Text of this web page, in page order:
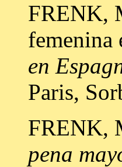
FRENK,
femenina
en
Paris,
FRENK,
pena